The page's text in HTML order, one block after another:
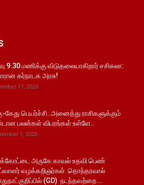
9.30 மணிக்கு விடுதலையாகிறார் சசிகலா:
கர்நாடக அரசு!
17, 2020
கேது பெயர்ச்சி..அனைத்து ராசிகளுக்கும்
பலன்கள் விபரங்கள் உள்ளே..
1, 2020
அருகே காவல் உதவி பெண்
வழக்கறிஞர்கள் தொந்தரவால்
(GD) நடந்தவற்றை...